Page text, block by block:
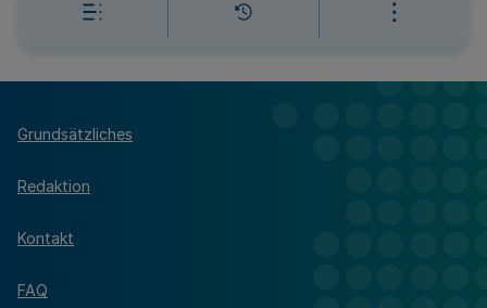
Grundsätzliches
Redaktion
Kontakt
FAQ